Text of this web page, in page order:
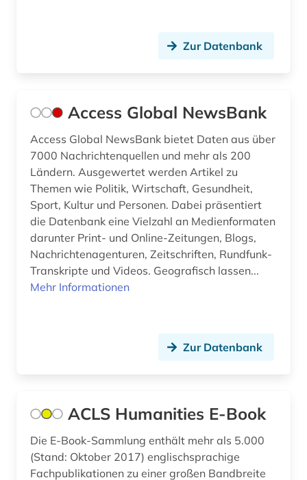
biologie (2)
biowissenschaften (1)
bodenökologie (1)
bolivien (2)
bosnien und herzegowina (1)
botanik (2)
branchenberichte (2)
brežnev, leonid ilʹič | politiker (1)
brief (2)
briefsammlung (2)
Zur Datenbank
Access Global NewsBank
Access Global NewsBank bietet Daten aus über
7000 Nachrichtenquellen und mehr als 200
Ländern. Ausgewertet werden Artikel zu
Themen wie Politik, Wirtschaft, Gesundheit,
Sport, Kultur und Personen. Dabei präsentiert
die Datenbank eine Vielzahl an Medienformaten
darunter Print- und Online-Zeitungen, Blogs,
Nachrichtenagenturen, Zeitschriften, Rundfunk-
Transkripte und Videos. Geografisch lassen...
Mehr Informationen
Zur Datenbank
ACLS Humanities E-Book
Die E-Book-Sammlung enthält mehr als 5.000
(Stand: Oktober 2017) englischsprachige
Fachpublikationen zu einer großen Bandbreite